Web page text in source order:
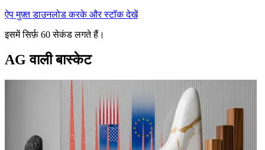
ऐप मुफ़्त डाउनलोड करके और स्टॉक देखें
इसमें सिर्फ़ 60 सेकंड लगते हैं।
AG वाली बास्केट